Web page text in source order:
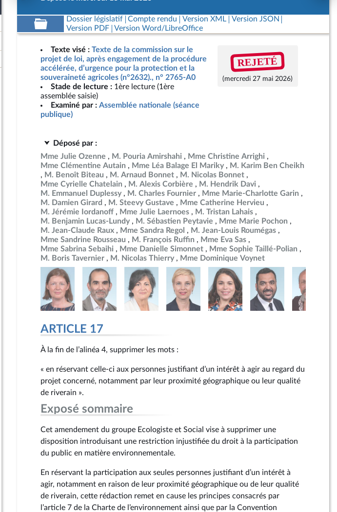
Date de dépôt
11 mai 2026
12 mai 2026
15 mai 2026
12 mai 2026
15 mai 2026
15 mai 2026
12 mai 2026
13 mai 2026
15 mai 2026
15 mai 2026
15 mai 2026
15 mai 2026
Dossier législatif Compte rendu Version XML
Version JSON
Version PDF
Version Word/LibreOffice
Texte visé : Texte de la commission sur le
projet de loi, après engagement de la procédure
accélérée, d’urgence pour la protection et la
souveraineté agricoles (n°2632)., n° 2765-A0
Stade de lecture : 1ère lecture (1ère
assemblée saisie)
Examiné par : Assemblée nationale (séance
publique)
REJETÉ
(mercredi 27 mai 2026)
Déposé par :
Mme Julie Ozenne
M. Pouria Amirshahi
Mme Christine Arrighi
Mme Clémentine Autain
Mme Léa Balage El Mariky
M. Karim Ben Cheikh
M. Benoît Biteau
M. Arnaud Bonnet
M. Nicolas Bonnet
Mme Cyrielle Chatelain
M. Alexis Corbière
M. Hendrik Davi
M. Emmanuel Duplessy
M. Charles Fournier
Mme Marie-Charlotte Garin
M. Damien Girard
M. Steevy Gustave
Mme Catherine Hervieu
M. Jérémie Iordanoff
Mme Julie Laernoes
M. Tristan Lahais
M. Benjamin Lucas-Lundy
M. Sébastien Peytavie
Mme Marie Pochon
M. Jean-Claude Raux
Mme Sandra Regol
M. Jean-Louis Roumégas
Mme Sandrine Rousseau
M. François Ruffin
Mme Eva Sas
Mme Sabrina Sebaihi
Mme Danielle Simonnet
Mme Sophie Taillé-Polian
M. Boris Tavernier
M. Nicolas Thierry Mme Dominique Voynet
ARTICLE 17
À la fin de l’alinéa 4, supprimer les mots :
« en réservant celle-ci aux personnes justifiant d’un intérêt à agir au regard du
projet concerné, notamment par leur proximité géographique ou leur qualité
de riverain ».
Exposé sommaire
Cet amendement du groupe Ecologiste et Social vise à supprimer une
disposition introduisant une restriction injustifiée du droit à la participation
du public en matière environnementale.
En réservant la participation aux seules personnes justifiant d’un intérêt à
agir, notamment en raison de leur proximité géographique ou de leur qualité
de riverain, cette rédaction remet en cause les principes consacrés par
l’article 7 de la Charte de l’environnement ainsi que par la Convention